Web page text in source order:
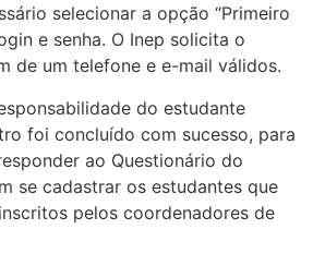
selecionar a opção “Primeiro
e senha. O Inep solicita o
de um telefone e e-mail válidos.
do estudante
foi concluído com sucesso, para
ao Questionário do
se cadastrar os estudantes que
pelos coordenadores de